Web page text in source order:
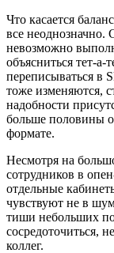
Что касается
все неоднозначно.
невозможно
объясниться тет-а-
переписываться в
тоже изменяются,
надобности
больше половины
формате.
Несмотря на
сотрудников в
отдельные
чувствуют не в
тиши небольших
сосредоточиться,
коллег.